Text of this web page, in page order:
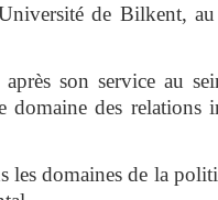
de Bilkent, au
son service au
domaine des relations
les domaines de la